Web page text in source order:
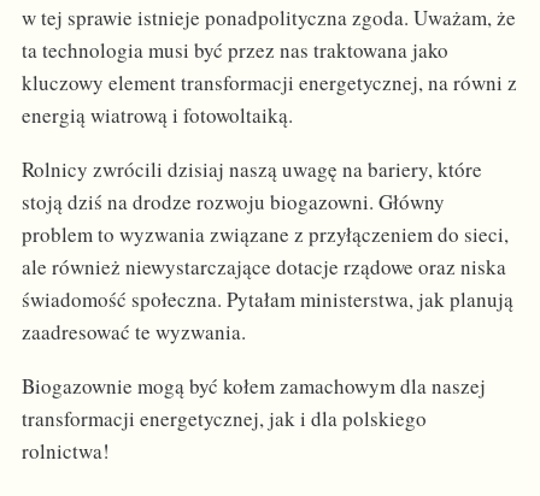
w tej sprawie istnieje ponadpolityczna zgoda. Uważam, że
ta technologia musi być przez nas traktowana jako
kluczowy element transformacji energetycznej, na równi z
energią wiatrową i fotowoltaiką.
Rolnicy zwrócili dzisiaj naszą uwagę na bariery, które
stoją dziś na drodze rozwoju biogazowni. Główny
problem to wyzwania związane z przyłączeniem do sieci,
ale również niewystarczające dotacje rządowe oraz niska
świadomość społeczna. Pytałam ministerstwa, jak planują
zaadresować te wyzwania.
Biogazownie mogą być kołem zamachowym dla naszej
transformacji energetycznej, jak i dla polskiego
rolnictwa!